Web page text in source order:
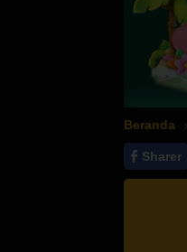
Beranda
Sharer